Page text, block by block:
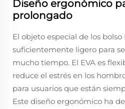
Diseño ergonómico
prolongado
El objeto especial de los bolso
suficientemente ligero para
mucho tiempo. El EVA es
reduce el estrés en los
para usuarios que están
Este diseño ergonómico ha